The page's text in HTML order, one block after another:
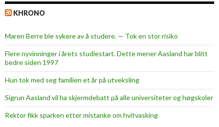
n
l
e
e
s
t
KHRONO
Maren Berre ble sykere av å studere. — Tok en stor risiko
Flere nyvinninger i årets studiestart. Dette mener Aasland har blitt
bedre siden 1997
Hun tok med seg familien et år på utveksling
Sigrun Aasland vil ha skjerm­debatt på alle universiteter og høgskoler
Rektor fikk sparken etter mistanke om hvitvasking